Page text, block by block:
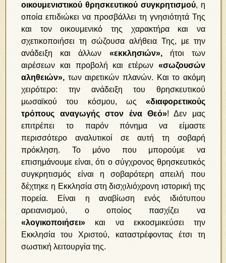
οικουμενιστικού θρησκευτικού συγκρητισμού, η
οποία επιδιώκει να προσβάλλει τη γνησιότητά Της
και τον οικουμενικό της χαρακτήρα και να
σχετικοποιήσει τη σώζουσα αλήθεια Της, με την
ανάδειξη και άλλων «εκκλησιών»,ήτοι των
αιρέσεων και προβολή και ετέρων «σωζουσών
αληθειών», των αιρετικών πλανών. Και το ακόμη
χειρότερο: την ανάδειξη του θρησκευτικού
μωσαϊκού του κόσμου, ως «διαφορετικούς
τρόπους αναγωγής στον ένα Θεό»! Δεν μας
επιτρέπει το παρόν πόνημα να είμαστε
περισσότερο αναλυτικοί σε αυτή τη σοβαρή
πρόκληση. Το μόνο που μπορούμε να
επισημάνουμε είναι, ότι ο σύγχρονος θρησκευτικός
συγκρητισμός είναι η σοβαρότερη απειλή που
δέχτηκε η Εκκλησία στη δισχιλιόχρονη ιστορική της
πορεία. Είναι η αναβίωση ενός ιδιότυπου
αρειανισμού, ο οποίος πασχίζει να
«λογικοποιήσει» και να εκκοσμικεύσει την
Εκκλησία του Χριστού, καταστρέφοντας έτσι τη
σωστική λειτουργία της.